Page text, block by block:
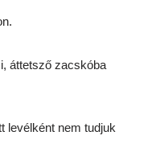
áttetsző zacskóba
levélként nem tudjuk